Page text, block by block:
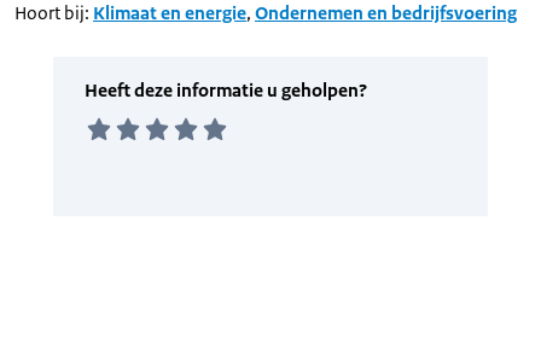
Hoort bij: Klimaat en energie, Ondernemen en bedrijfsvoering